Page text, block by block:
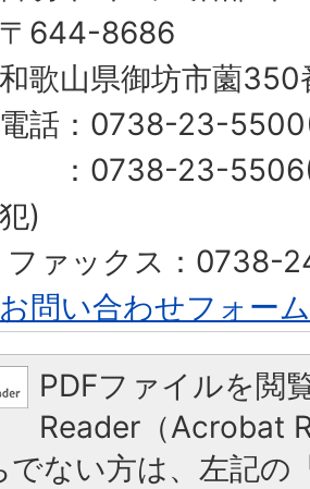
〒644-8686
和歌山県御坊市薗350
電話：0738-23-
：0738-23-5506(
犯)
ファックス：0738-
お問い合わせフォーム
PDFファイルを閲
Reader（Acrobat
でない方は、左記の